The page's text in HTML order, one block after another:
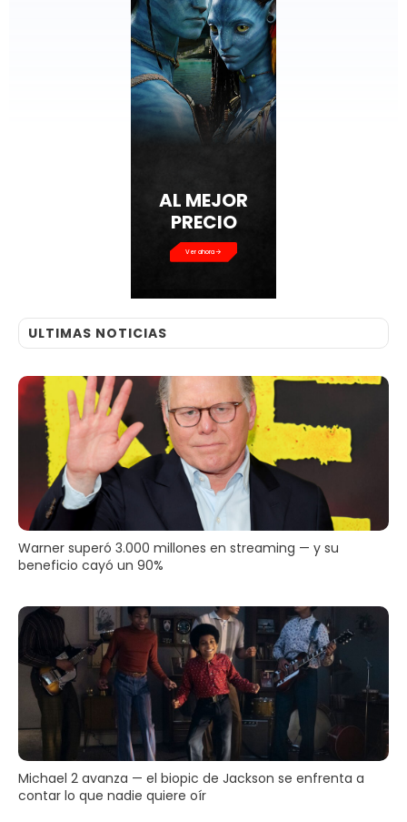
AL MEJOR
PRECIO
Ver ahora
ULTIMAS NOTICIAS
Warner superó 3.000 millones en streaming — y su
beneficio cayó un 90%
Michael 2 avanza — el biopic de Jackson se enfrenta a
contar lo que nadie quiere oír